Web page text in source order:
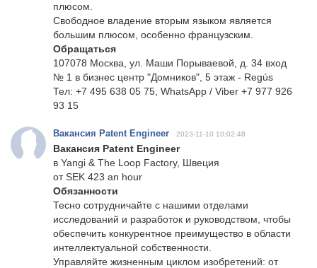
плюсом.
Свободное владение вторым языком является
большим плюсом, особенно французским.
Обращаться
107078 Москва, ул. Маши Порываевой, д. 34 вход
№ 1 в бизнес центр "Домников", 5 этаж - Regús
Тел: +7 495 638 05 75, WhatsApp / Viber +7 977 926
93 15
Вакансия Patent Engineer 2023-11-10 10:02:48
Вакансия Patent Engineer
в Yangi & The Loop Factory, Швеция
от SEK 423 an hour
Обязанности
Тесно сотрудничайте с нашими отделами
исследований и разработок и руководством, чтобы
обеспечить конкурентное преимущество в области
интеллектуальной собственности.
Управляйте жизненным циклом изобретений: от